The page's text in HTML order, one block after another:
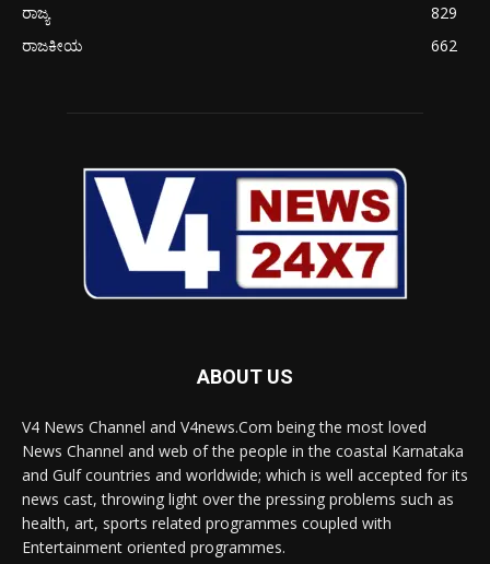
ರಾಜ್ಯ
829
ರಾಜಕೀಯ
662
ABOUT US
V4 News Channel and V4news.Com being the most loved
News Channel and web of the people in the coastal Karnataka
and Gulf countries and worldwide; which is well accepted for its
news cast, throwing light over the pressing problems such as
health, art, sports related programmes coupled with
Entertainment oriented programmes.